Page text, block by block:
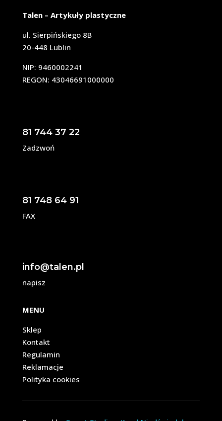
Talen – Artykuły plastyczne
ul. Sierpińskiego 8B
20-448 Lublin
NIP: 9460002241
REGON: 43046691000000
81 744 37 22
Zadzwoń
81 748 64 91
FAX
info@talen.pl
napisz
MENU
Sklep
Kontakt
Regulamin
Reklamacje
Polityka cookies